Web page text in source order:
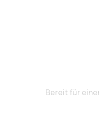
Bereit für